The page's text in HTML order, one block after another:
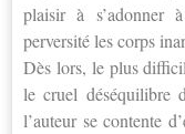
plaisir à s’adonner
perversité les corps
Dès lors, le plus
le cruel déséquilibre
l’auteur se contente